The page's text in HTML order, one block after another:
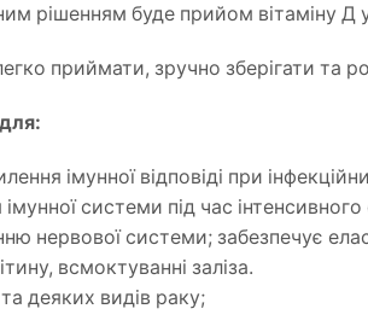
рішенням буде прийом вітаміну Д у
приймати, зручно зберігати та
імунної відповіді при
системи під час інтенсивного
нервової системи; забезпечує
всмоктуванні заліза.
деяких видів раку;